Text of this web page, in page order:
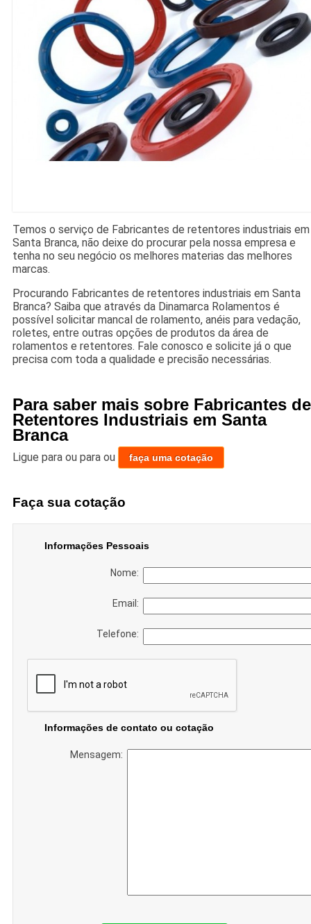
Temos o serviço de Fabricantes de retentores industriais em
Santa Branca, não deixe do procurar pela nossa empresa e
tenha no seu negócio os melhores materias das melhores
marcas.
Procurando Fabricantes de retentores industriais em Santa
Branca? Saiba que através da Dinamarca Rolamentos é
possível solicitar mancal de rolamento, anéis para vedação,
roletes, entre outras opções de produtos da área de
rolamentos e retentores. Fale conosco e solicite já o que
precisa com toda a qualidade e precisão necessárias.
Para saber mais sobre Fabricantes de
Retentores Industriais em Santa
Branca
Ligue para ou para ou faça uma cotação
Faça sua cotação
Informações Pessoais
Nome:
Email:
Telefone:
Informações de contato ou cotação
Mensagem: